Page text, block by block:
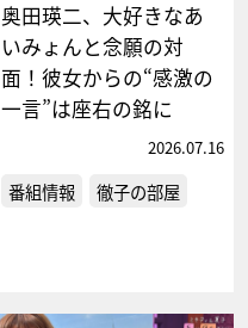
奥田瑛二、大好きなあ
いみょんと念願の対
面！彼女からの“感激の
一言”は座右の銘に
2026.07.16
番組情報 徹子の部屋